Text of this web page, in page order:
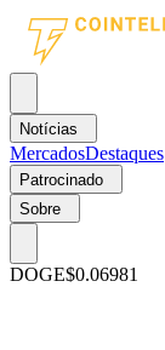
Notícias
MercadosDestaques
Patrocinado
Sobre
DOGE$0.06981